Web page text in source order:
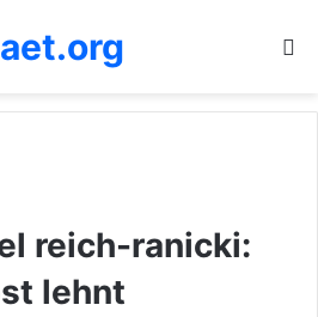
reich-ranicki:
lehnt